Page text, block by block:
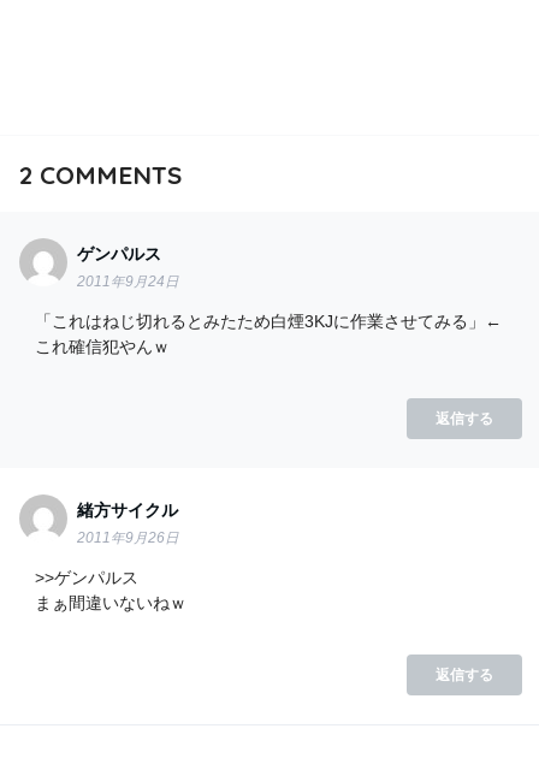
2 COMMENTS
ゲンパルス
2011年9月24日
「これはねじ切れるとみたため白煙3KJに作業させてみる」←
これ確信犯やんｗ
返信する
緒方サイクル
2011年9月26日
>>ゲンパルス
まぁ間違いないねｗ
返信する